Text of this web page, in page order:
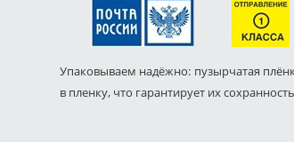
Упаковываем надёжно: пузырчатая
в пленку, что гарантирует их